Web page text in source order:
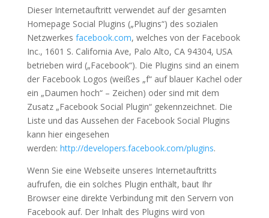
Dieser Internetauftritt verwendet auf der gesamten
Homepage Social Plugins („Plugins“) des sozialen
Netzwerkes facebook.com, welches von der Facebook
Inc., 1601 S. California Ave, Palo Alto, CA 94304, USA
betrieben wird („Facebook“). Die Plugins sind an einem
der Facebook Logos (weißes „f“ auf blauer Kachel oder
ein „Daumen hoch“ – Zeichen) oder sind mit dem
Zusatz „Facebook Social Plugin“ gekennzeichnet. Die
Liste und das Aussehen der Facebook Social Plugins
kann hier eingesehen
werden: http://developers.facebook.com/plugins.
Wenn Sie eine Webseite unseres Internetauftritts
aufrufen, die ein solches Plugin enthält, baut Ihr
Browser eine direkte Verbindung mit den Servern von
Facebook auf. Der Inhalt des Plugins wird von